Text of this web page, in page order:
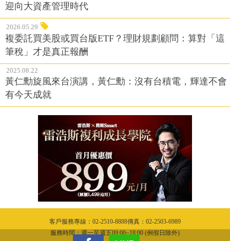
迎向大資產管理時代
2026.05.29
複委託買美股或買台版ETF？理財規劃顧問：算對「這
筆稅」才是真正報酬
2025.08.22
黃仁勳旋風來台演講，黃仁勳：沒有台積電，輝達不會
有今天成就
客戶服務專線：02-2510-8888傳真：02-2503-6989
服務時間：週一至週五09:00~18:00 (例假日除外)